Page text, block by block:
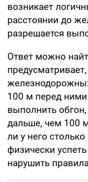
возникает
расстоянии до
разрешается
Ответ можно
100 м перед
выполнить
дальше, чем 100
ли у него
физически
нарушить